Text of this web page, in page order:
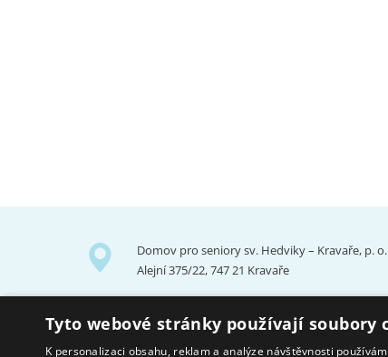
Domov pro seniory sv. Hedviky – Kravaře, p. o.
Alejní 375/22, 747 21 Kravaře
Tyto webové stránky používají soubory
K personalizaci obsahu, reklam a analýze návštěvnosti